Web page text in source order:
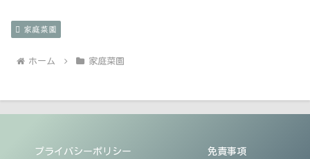
家庭菜園
ホーム 家庭菜園
プライバシーポリシー 免責事項